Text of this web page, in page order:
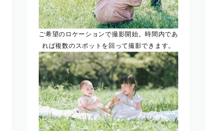
ご希望のロケーションで撮影開始。時間内であ
れば複数のスポットを回って撮影できます。